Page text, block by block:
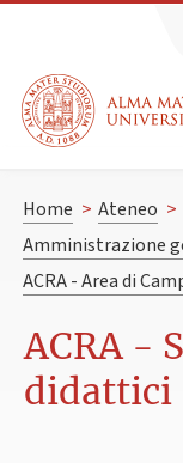
Home > Ateneo >
Amministrazione
ACRA - Area di
ACRA -
didattici